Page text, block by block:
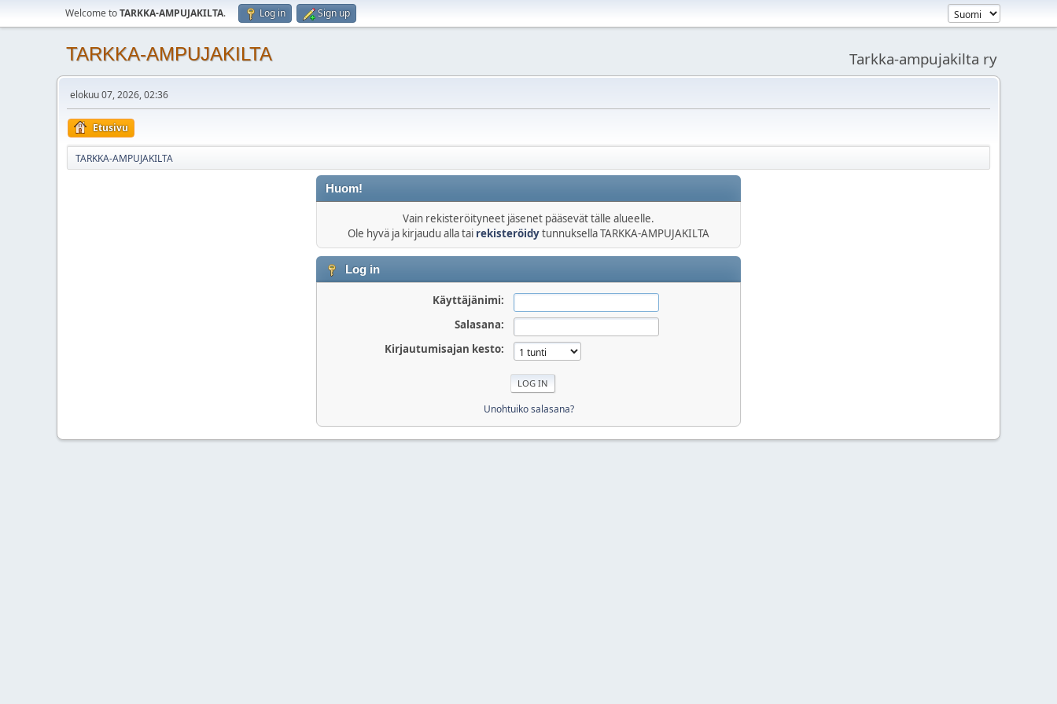
Welcome toTARKKA-AMPUJAKILTA. Log in Sign up
TARKKA-AMPUJAKILTA Tarkka-ampujakilta ry
elokuu 07, 2026, 02:36
Etusivu
TARKKA-AMPUJAKILTA
Huom!
Vain rekisteröityneet jäsenet pääsevät tälle alueelle.
Ole hyvä ja kirjaudu alla tai rekisteröidytunnuksella TARKKA-AMPUJAKILTA
Log in
Käyttäjänimi:
Salasana:
Kirjautumisajan kesto:
Unohtuiko salasana?